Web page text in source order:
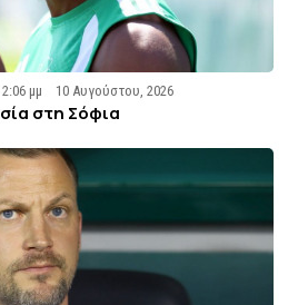
2:06 μμ 10 Αυγούστου, 2026
στη Σόφια